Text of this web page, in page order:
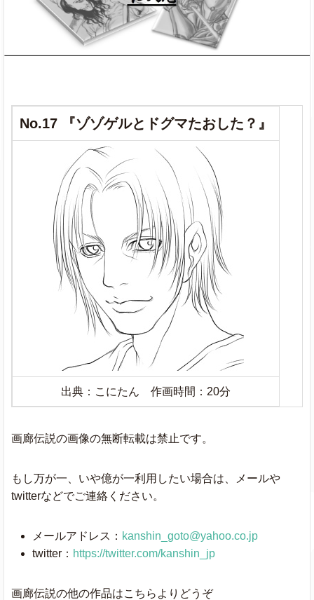
No.17 『ゾゾゲルとドグマたおした？』
出典：こにたん 作画時間：20分
画廊伝説の画像の無断転載は禁止です。
もし万が一、いや億が一利用したい場合は、メールや
twitterなどでご連絡ください。
メールアドレス： kanshin_goto@yahoo.co.jp
twitter： https://twitter.com/kanshin_jp
画廊伝説の他の作品はこちらよりどうぞ